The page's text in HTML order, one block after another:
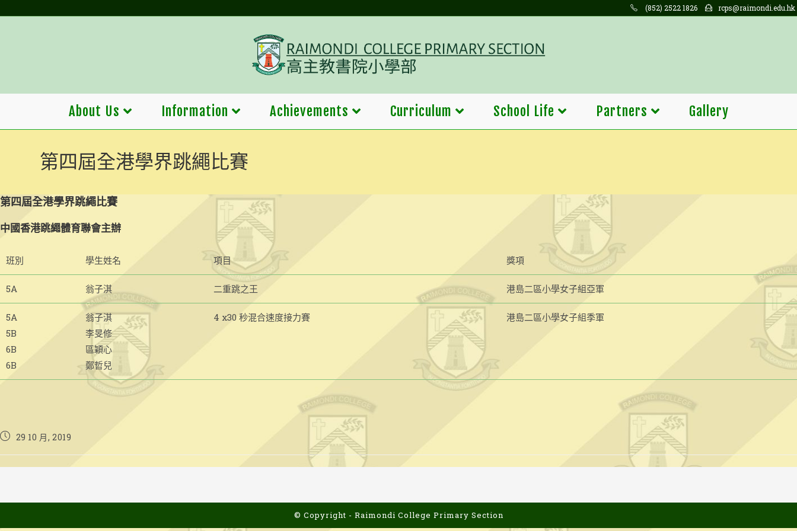
(852) 2522 1826 rcps@raimondi.edu.hk
About Us Information Achievements Curriculum School Life Partners Gallery
第四屆全港學界跳繩比賽
第四屆全港學界跳繩比賽
中國香港跳繩體育聯會主辦
班別 學生姓名 項目 獎項
5A 翁子淇 二重跳之王 港島二區小學女子組亞軍
5A
5B
6B
6B
翁子淇
李旻修
區穎心
鄭哲兒
4 x30 秒混合速度接力賽 港島二區小學女子組季軍
Post29 10 月, 2019
© Copyright - Raimondi College Primary Section